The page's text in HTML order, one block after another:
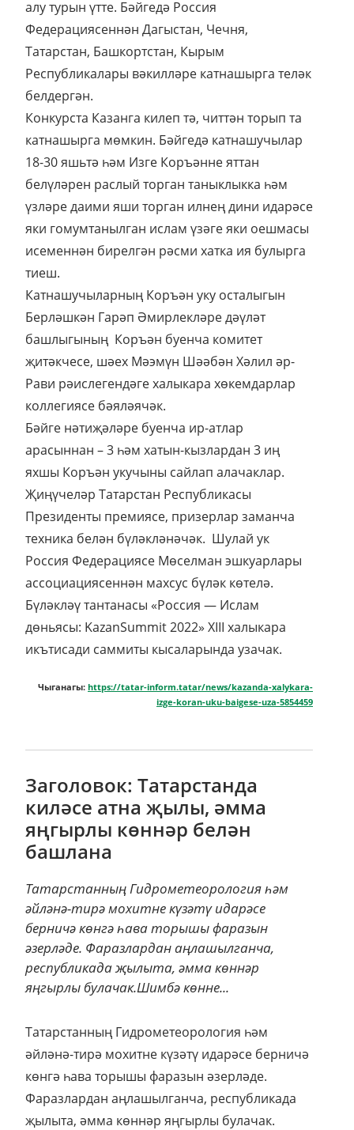
алу турын үтте. Бәйгедә Россия
Федерациясеннән Дагыстан, Чечня,
Татарстан, Башкортстан, Кырым
Республикалары вәкилләре катнашырга теләк
белдергән.
Конкурста Казанга килеп тә, читтән торып та
катнашырга мөмкин. Бәйгедә катнашучылар
18-30 яшьтә һәм Изге Коръәнне яттан
белүләрен раслый торган таныклыкка һәм
үзләре даими яши торган илнең дини идарәсе
яки гомумтанылган ислам үзәге яки оешмасы
исеменнән бирелгән рәсми хатка ия булырга
тиеш.
Катнашучыларның Коръән уку осталыгын
Берләшкән Гарәп Әмирлекләре дәүләт
башлыгының Коръән буенча комитет
җитәкчесе, шәех Мәэмүн Шәәбән Хәлил әр-
Рави рәислегендәге халыкара хөкемдарлар
коллегиясе бәяләячәк.
Бәйге нәтиҗәләре буенча ир-атлар
арасыннан – 3 һәм хатын-кызлардан 3 иң
яхшы Коръән укучыны сайлап алачаклар.
Җиңүчеләр Татарстан Республикасы
Президенты премиясе, призерлар заманча
техника белән бүләкләнәчәк. Шулай ук
Россия Федерациясе Мөселман эшкуарлары
ассоциациясеннән махсус бүләк көтелә.
Бүләкләү тантанасы «Россия — Ислам
дөньясы: KazanSummit 2022» ХІІІ халыкара
икътисади саммиты кысаларында узачак.
Чыганагы: https://tatar-inform.tatar/news/kazanda-xalykara-
izge-koran-uku-baigese-uza-5854459
Заголовок: Татарстанда
киләсе атна җылы, әмма
яңгырлы көннәр белән
башлана
Татарстанның Гидрометеорология һәм
әйләнә-тирә мохитне күзәтү идарәсе
берничә көнгә һава торышы фаразын
әзерләде. Фаразлардан аңлашылганча,
республикада җылыта, әмма көннәр
яңгырлы булачак.Шимбә көнне...
Татарстанның Гидрометеорология һәм
әйләнә-тирә мохитне күзәтү идарәсе берничә
көнгә һава торышы фаразын әзерләде.
Фаразлардан аңлашылганча, республикада
җылыта, әмма көннәр яңгырлы булачак.